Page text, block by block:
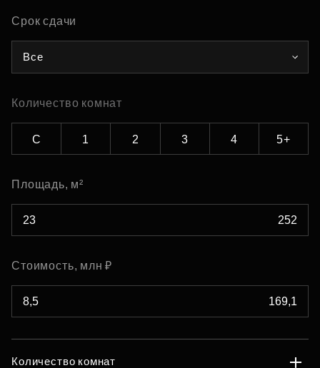
Срок сдачи
Все
Количество комнат
С 1 2 3 4 5+
Площадь, м²
Стоимость, млн ₽
Количество комнат